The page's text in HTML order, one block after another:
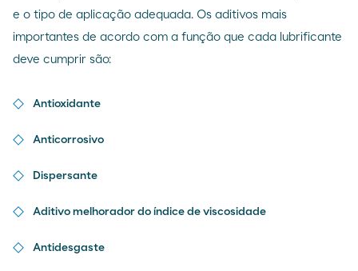
e o tipo de aplicação adequada. Os aditivos mais
importantes de acordo com a função que cada lubrificante
deve cumprir são:
Antioxidante
Anticorrosivo
Dispersante
Aditivo melhorador do índice de viscosidade
Antidesgaste